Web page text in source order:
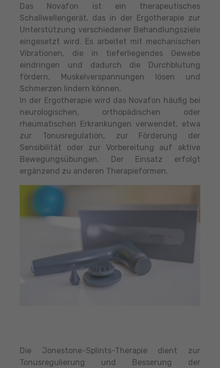
Das Novafon ist ein therapeutisches
Schallwellengerät, das in der Ergotherapie zur
Unterstützung verschiedener Behandlungsziele
eingesetzt wird. Es arbeitet mit mechanischen
Vibrationen, die in tieferliegendes Gewebe
eindringen und dadurch die Durchblutung
fördern, Muskelverspannungen lösen und
Schmerzen lindern können.
In der Ergotherapie wird das Novafon häufig bei
neurologischen, orthopädischen oder
rheumatischen Erkrankungen verwendet, etwa
zur Tonusregulation, zur Förderung der
Sensibilität oder zur Vorbereitung auf aktive
Bewegungsübungen. Der Einsatz erfolgt
ergänzend zu anderen Therapieformen.
Die Jonestone-Splints-Therapie dient zur
Tonusregulierung und Besserung der